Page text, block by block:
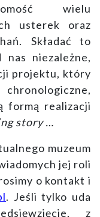
wielu
usterek oraz
Składać to
niezależne,
projektu, który
formą realizacji
story …
muzeum
jej roli
o kontakt i
. Jeśli tylko uda
z